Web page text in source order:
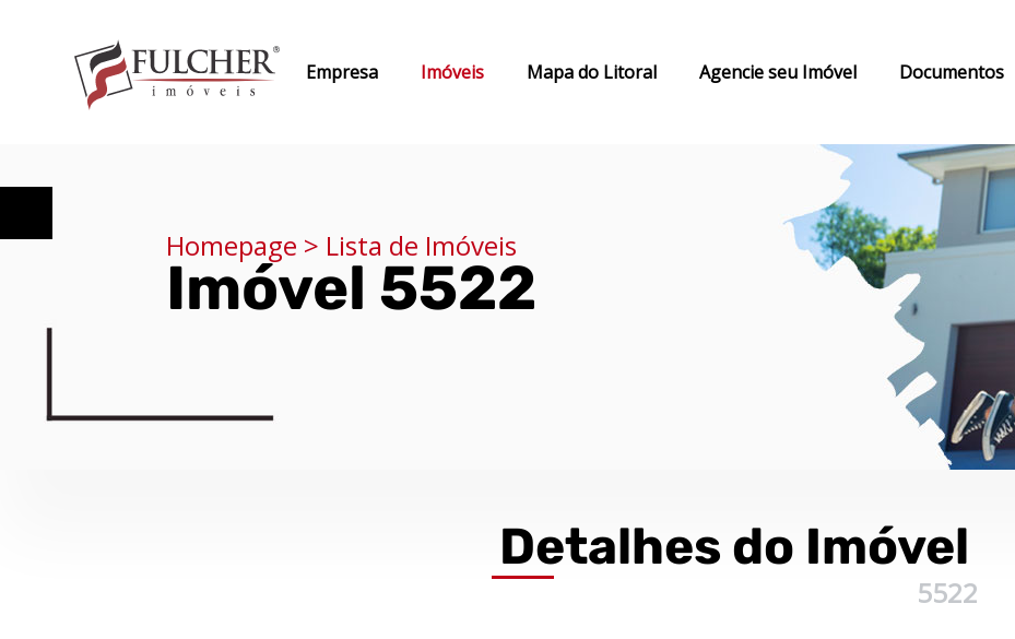
Empresa Imóveis Mapa do Litoral Agencie seu Imóvel Documentos
Homepage > Lista de Imóveis
Imóvel 5522
Detalhes do Imóvel
5522